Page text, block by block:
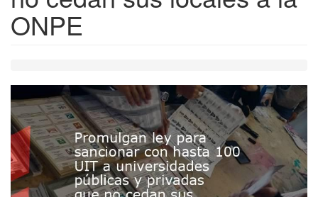
ONPE